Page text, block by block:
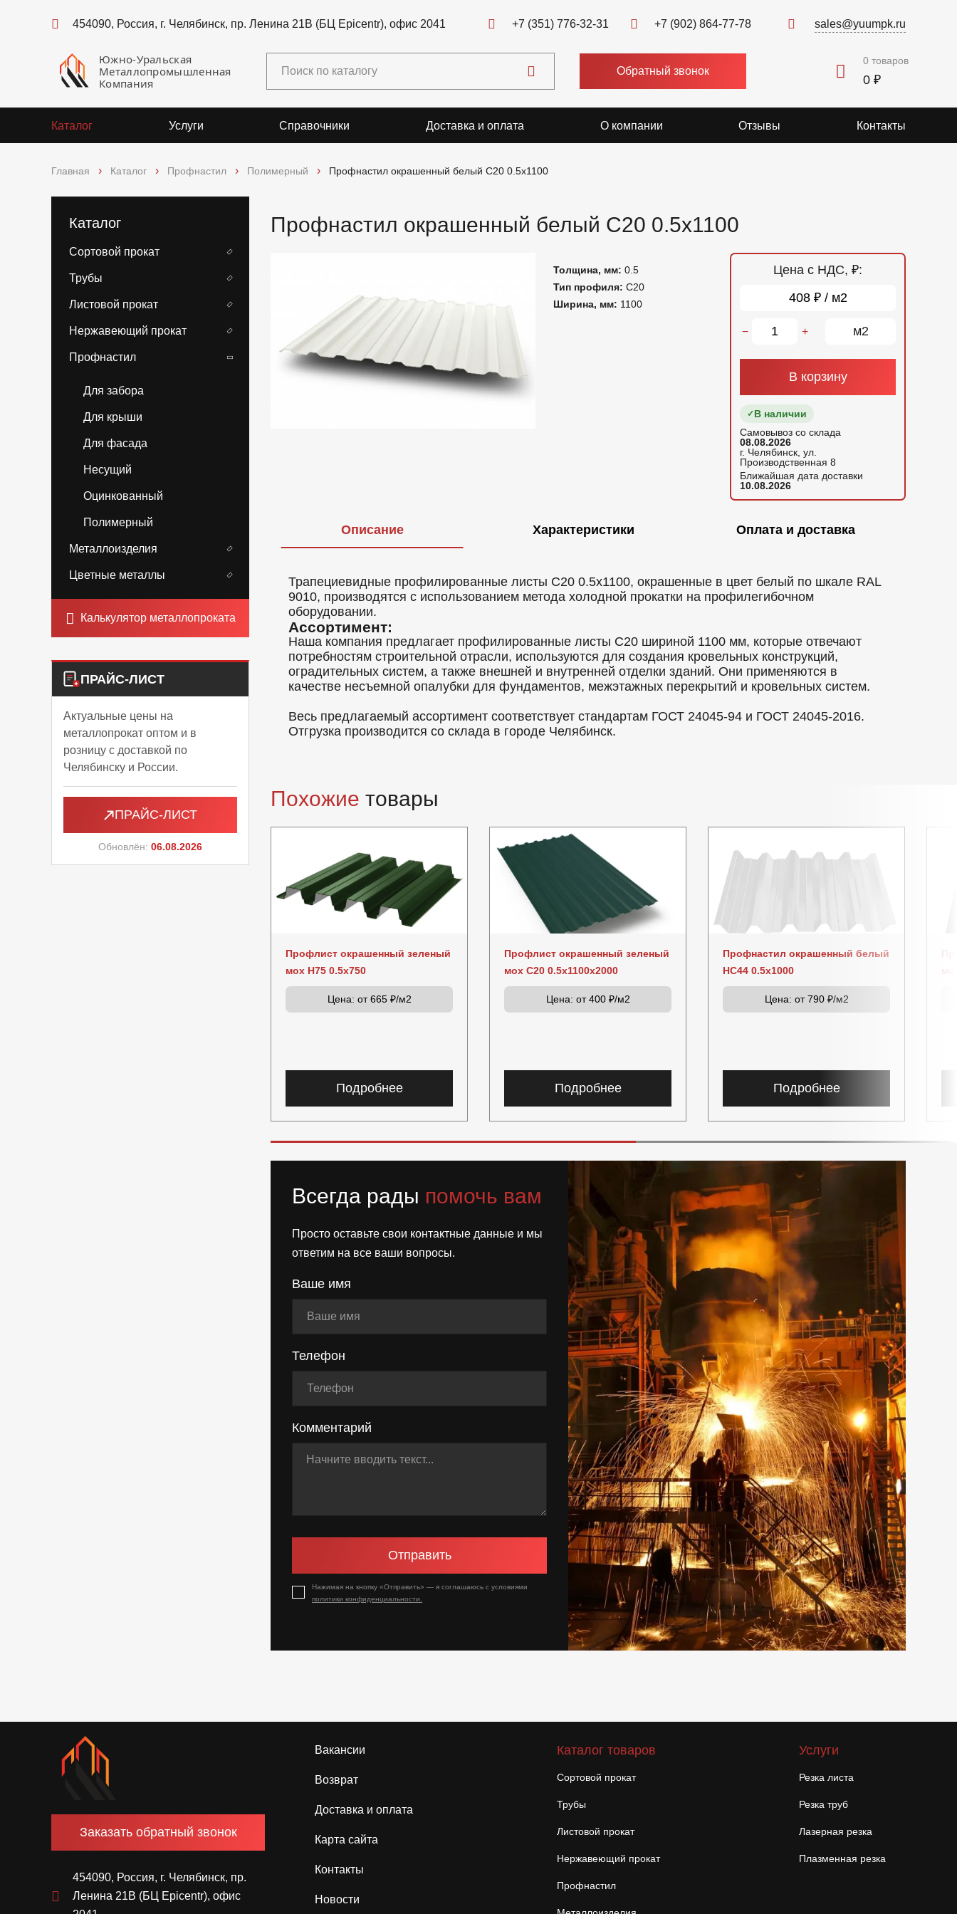
454090, Россия, г. Челябинск, пр. Ленина 21В (БЦ Epicentr), офис 2041 +7 (351) 776-32-31 +7 (902) 864-77-78 sales@yuumpk.ru
Южно-Уральская
Металлопромышленная
Компания
Обратный звонок
0 товаров
0 ₽
Каталог Услуги Справочники Доставка и оплата О компании Отзывы Контакты
Главная Каталог Профнастил Полимерный Профнастил окрашенный белый C20 0.5x1100
Каталог
Сортовой прокат
Трубы
Листовой прокат
Нержавеющий прокат
Профнастил
Для забора
Для крыши
Для фасада
Несущий
Оцинкованный
Полимерный
Металлоизделия
Цветные металлы
Калькулятор металлопроката
ПРАЙС-ЛИСТ
Актуальные цены на
металлопрокат оптом и в
розницу с доставкой по
Челябинску и России.
ПРАЙС-ЛИСТ
Обновлён: 06.08.2026
Профнастил окрашенный белый C20 0.5x1100
Толщина, мм: 0.5
Тип профиля: С20
Ширина, мм: 1100
Цена с НДС, ₽:
408 ₽ / м2
− + м2
В корзину
В наличии
Самовывоз со склада
08.08.2026
г. Челябинск, ул.
Производственная 8
Ближайшая дата доставки
10.08.2026
Описание Характеристики Оплата и доставка
Трапециевидные профилированные листы C20 0.5x1100, окрашенные в цвет белый по шкале RAL
9010, производятся с использованием метода холодной прокатки на профилегибочном
оборудовании.
Ассортимент:
Наша компания предлагает профилированные листы C20 шириной 1100 мм, которые отвечают
потребностям строительной отрасли, используются для создания кровельных конструкций,
оградительных систем, а также внешней и внутренней отделки зданий. Они применяются в
качестве несъемной опалубки для фундаментов, межэтажных перекрытий и кровельных систем.
Весь предлагаемый ассортимент соответствует стандартам ГОСТ 24045-94 и ГОСТ 24045-2016.
Отгрузка производится со склада в городе Челябинск.
Похожие товары
Профлист окрашенный зеленый
мох Н75 0.5x750
Цена: от 665 ₽/м2
Подробнее
Профлист окрашенный зеленый
мох C20 0.5x1100x2000
Цена: от 400 ₽/м2
Подробнее
Профнастил окрашенный белый
НС44 0.5x1000
Цена: от 790 ₽/м2
Подробнее
Всегда рады помочь вам
Просто оставьте свои контактные данные и мы
ответим на все ваши вопросы.
Ваше имя
Телефон
Комментарий
Отправить
Нажимая на кнопку «Отправить» — я соглашаюсь с условиями
политики конфиденциальности.
Заказать обратный звонок
454090, Россия, г. Челябинск, пр.
Ленина 21В (БЦ Epicentr), офис
Вакансии
Возврат
Доставка и оплата
Карта сайта
Контакты
Новости
Каталог товаров
Сортовой прокат
Трубы
Листовой прокат
Нержавеющий прокат
Профнастил
Услуги
Резка листа
Резка труб
Лазерная резка
Плазменная резка